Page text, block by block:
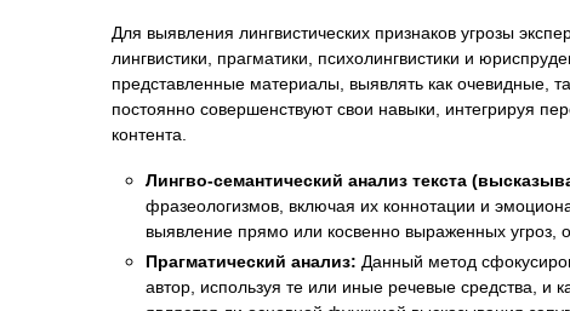
Для выявления лингвистических признаков угрозы
лингвистики, прагматики, психолингвистики и
представленные материалы, выявлять как очевидные,
постоянно совершенствуют свои навыки, интегрируя
контента.
Лингво-семантический анализ текста
фразеологизмов, включая их коннотации и
выявление прямо или косвенно выраженных угроз,
Прагматический анализ: Данный метод
автор, используя те или иные речевые средства, и